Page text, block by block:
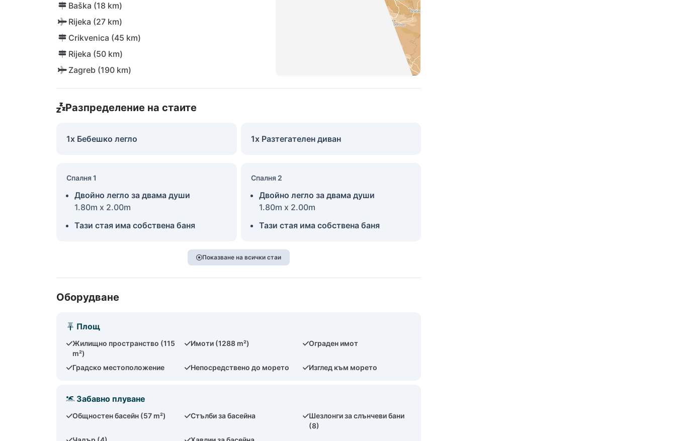
Baška (18 km)
Rijeka (27 km)
Crikvenica (45 km)
Rijeka (50 km)
Zagreb (190 km)
Разпределение на стаите
1x Бебешко легло 1x Разтегателен диван
Спалня 1
Двойно легло за двама души
1.80m x 2.00m
Тази стая има собствена баня
Спалня 2
Двойно легло за двама души
1.80m x 2.00m
Тази стая има собствена баня
Показване на всички стаи
Оборудване
Площ
Жилищно пространство (115
m²)
Имоти (1288 m²) Ограден имот
Градско местоположение Непосредствено до морето Изглед към морето
Забавно плуване
Общностен басейн (57 m²) Стълби за басейна
Шезлонги за слънчеви бани
(8)